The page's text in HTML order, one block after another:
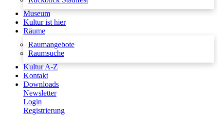
Museum
Kultur ist hier
Räume
Raumangebote
Raumsuche
Kultur A-Z
Kontakt
Downloads
Newsletter
Login
Registrierung